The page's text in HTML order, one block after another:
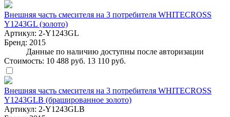
Внешняя часть смесителя на 3 потребителя WHITECROSS
Y1243GL (золото)
Артикул: 2-Y1243GL
Бренд: 2015
Данные по наличию доступны после авторизации
Стоимость: 10 488 руб. 13 110 руб.
Внешняя часть смесителя на 3 потребителя WHITECROSS
Y1243GLB (брашированное золото)
Артикул: 2-Y1243GLB